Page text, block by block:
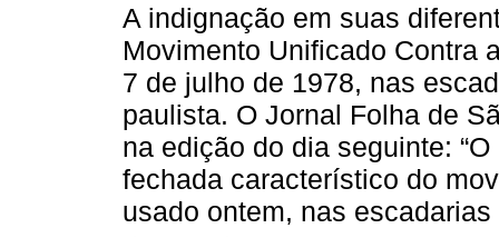
A indignação em suas
Movimento Unificado Contra
7 de julho de 1978, nas
paulista. O Jornal Folha de
na edição do dia seguinte:
fechada característico do
usado ontem, nas